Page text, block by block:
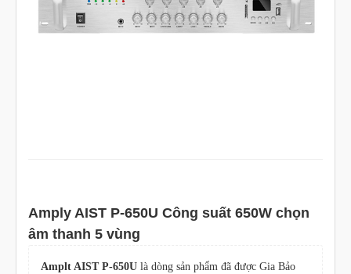
Amply AIST P-650U Công suất 650W chọn
âm thanh 5 vùng
Amplt AIST P-650U là dòng sản phẩm đã được Gia Bảo